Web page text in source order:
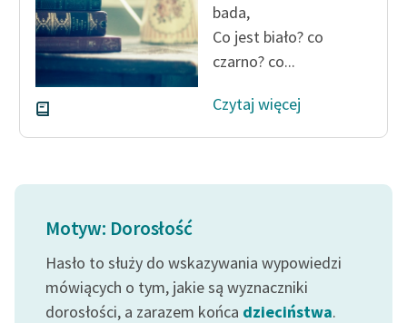
Zespół
Zasady wykorzystania
Wolnych Lektur
Logotypy
Dane fundacji i
sprawozdania finansowe
bada,
Co jest biało? co
czarno? co...
Czytaj więcej
Motyw: Dorosłość
Hasło to służy do wskazywania wypowiedzi
mówiących o tym, jakie są wyznaczniki
dorosłości, a zarazem końca dzieciństwa.